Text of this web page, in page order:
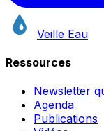
Veille Eau
Ressources
Newsletter
Agenda
Publications